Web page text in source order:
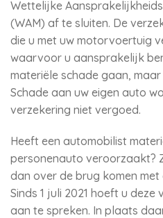
Wettelijke
(WAM) af te sluiten. De
die u met uw motorvoertuig
waarvoor u aansprakelijk
materiële schade gaan,
Schade aan uw eigen auto
verzekering niet vergoed.
Heeft een automobilist
personenauto veroorzaakt?
dan over de brug komen
Sinds 1 juli 2021 hoeft u
aan te spreken. In plaats